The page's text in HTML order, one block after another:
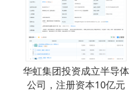
华虹集团投资成立半导体
公司，注册资本10亿元